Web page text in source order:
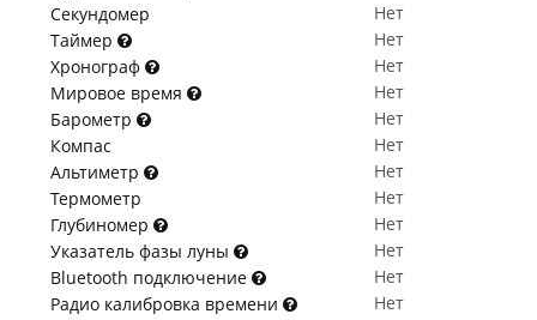
Секундомер
Нет
Таймер
Нет
Хронограф
Нет
Мировое время
Нет
Барометр
Нет
Компас
Нет
Альтиметр
Нет
Термометр
Нет
Глубиномер
Нет
Указатель фазы луны
Нет
Bluetooth подключение
Нет
Радио калибровка времени
Нет